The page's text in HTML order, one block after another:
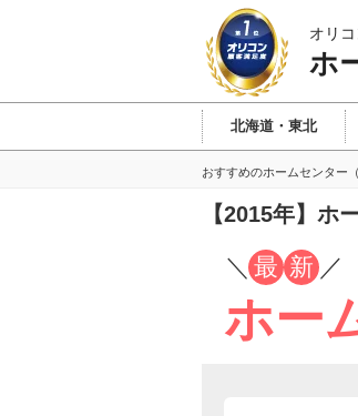
オリ
ホ
北海道・東北
おすすめのホームセンター
【2015年】ホ
／ 最 新 ／
ホー